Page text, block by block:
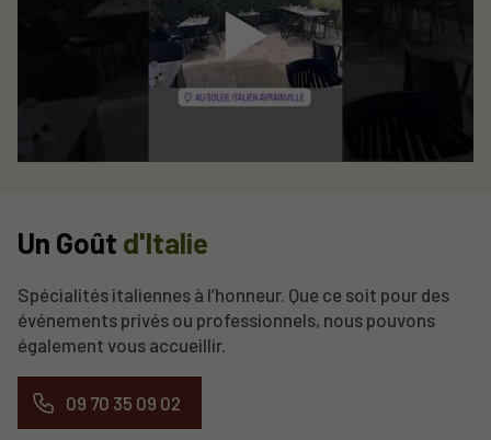
▶
Un Goût d'Italie
Spécialités italiennes à l’honneur. Que ce soit pour des
événements privés ou professionnels, nous pouvons
également vous accueillir.
09 70 35 09 02